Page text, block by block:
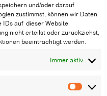
und/oder darauf
zustimmst, können wir Daten
IDs auf dieser Website
nicht erteilst oder zurückziehst,
beeinträchtigt werden.
Immer aktiv